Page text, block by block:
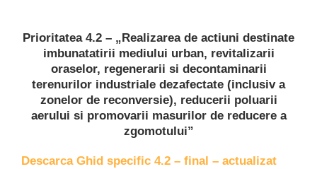
Prioritatea 4.2 – „Realizarea de actiuni destinate
imbunatatirii mediului urban, revitalizarii
oraselor, regenerarii si decontaminarii
terenurilor industriale dezafectate (inclusiv a
zonelor de reconversie), reducerii poluarii
aerului si promovarii masurilor de reducere a
zgomotului”
Descarca Ghid specific 4.2 – final – actualizat